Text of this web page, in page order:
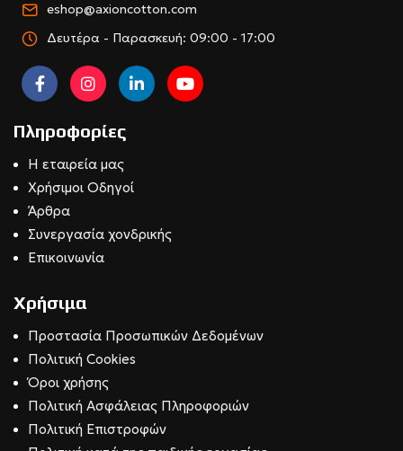
eshop@axioncotton.com
Δευτέρα - Παρασκευή: 09:00 - 17:00
Πληροφορίες
Η εταιρεία μας
Χρήσιμοι Οδηγοί
Άρθρα
Συνεργασία χονδρικής
Επικοινωνία
Χρήσιμα
Προστασία Προσωπικών Δεδομένων
Πολιτική Cookies
Όροι χρήσης
Πολιτική Ασφάλειας Πληροφοριών
Πολιτική Επιστροφών